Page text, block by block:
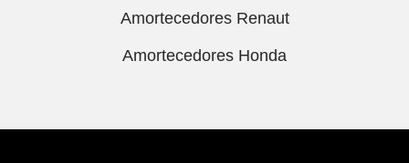
Amortecedores Renaut
Amortecedores Honda